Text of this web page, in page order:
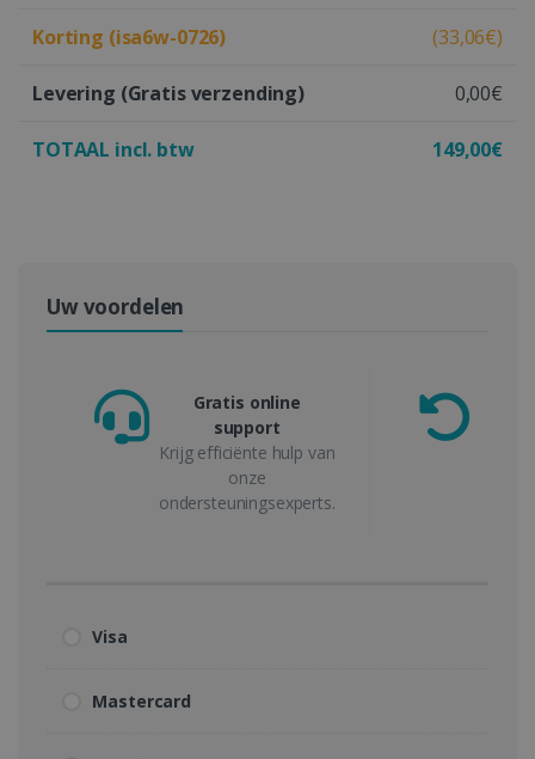
Korting (isa6w-0726) (33,06€)
Levering (Gratis verzending) 0,00€
TOTAAL incl. btw 149,00€
Uw voordelen
Gratis online
support
Krijg efficiënte hulp van
onze
ondersteuningsexperts.
Visa
Mastercard